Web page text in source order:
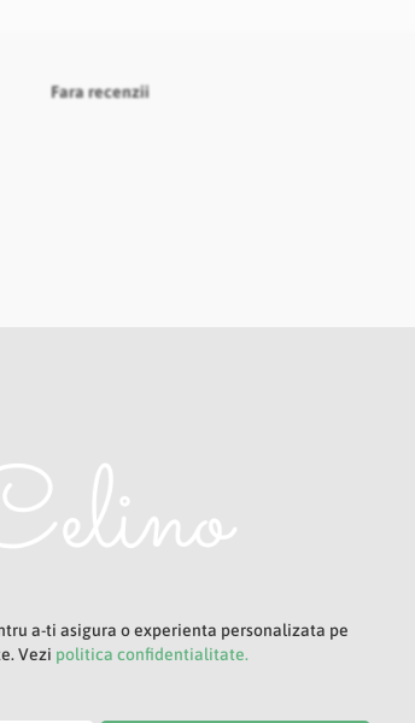
Fara recenzii
a-ti asigura o experienta personalizata pe
Vezi politica confidentialitate.